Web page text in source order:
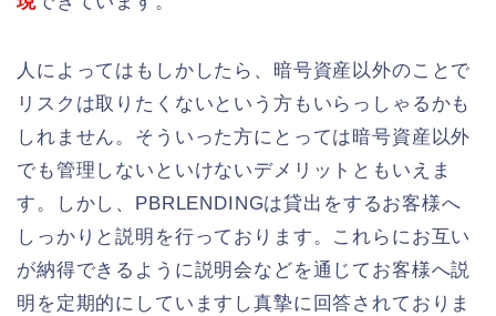
人によってはもしかしたら、暗号資産以外のことで
リスクは取りたくないという方もいらっしゃるかも
しれません。そういった方にとっては暗号資産以外
でも管理しないといけないデメリットともいえま
す。しかし、PBRLENDINGは貸出をするお客様へ
しっかりと説明を行っております。これらにお互い
が納得できるように説明会などを通じてお客様へ説
明を定期的にしていますし真摯に回答されておりま